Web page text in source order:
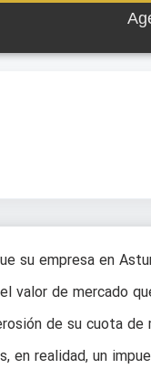
su empresa en
valor de mercado
de su cuota
en realidad, un